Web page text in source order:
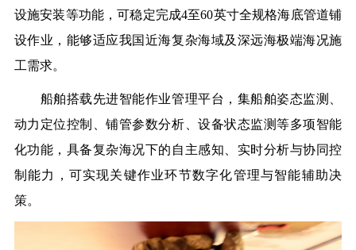
设施安装等功能，可稳定完成4至60英寸全规格海底管道铺
设作业，能够适应我国近海复杂海域及深远海极端海况施
工需求。
船舶搭载先进智能作业管理平台，集船舶姿态监测、
动力定位控制、铺管参数分析、设备状态监测等多项智能
化功能，具备复杂海况下的自主感知、实时分析与协同控
制能力，可实现关键作业环节数字化管理与智能辅助决
策。